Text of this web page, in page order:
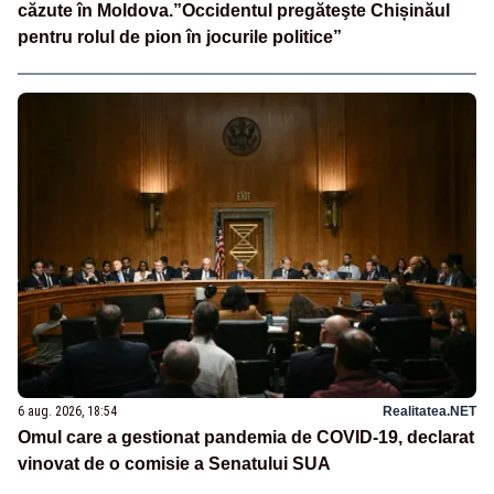
căzute în Moldova.”Occidentul pregăteşte Chișinăul
pentru rolul de pion în jocurile politice”
6 aug. 2026, 18:54 Realitatea.NET
Omul care a gestionat pandemia de COVID-19, declarat
vinovat de o comisie a Senatului SUA